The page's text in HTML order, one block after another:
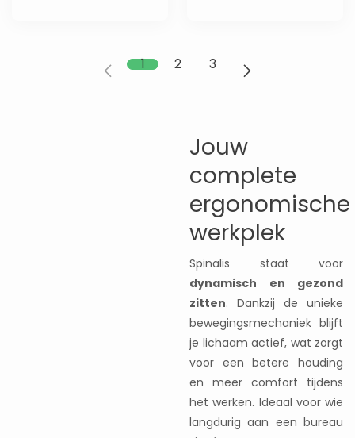
1 2 3
Jouw
complete
ergonomische
werkplek
Spinalis staat voor
dynamisch en gezond
zitten. Dankzij de unieke
bewegingsmechaniek blijft
je lichaam actief, wat zorgt
voor een betere houding
en meer comfort tijdens
het werken. Ideaal voor wie
langdurig aan een bureau